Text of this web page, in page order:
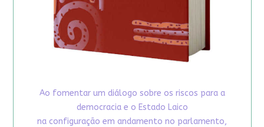
Ao fomentar um diálogo sobre os riscos para a
democracia e o Estado Laico
na configuração em andamento no parlamento,